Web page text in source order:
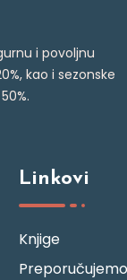
i povoljnu
kao i sezonske
Linkovi
Knjige
Preporučujemo